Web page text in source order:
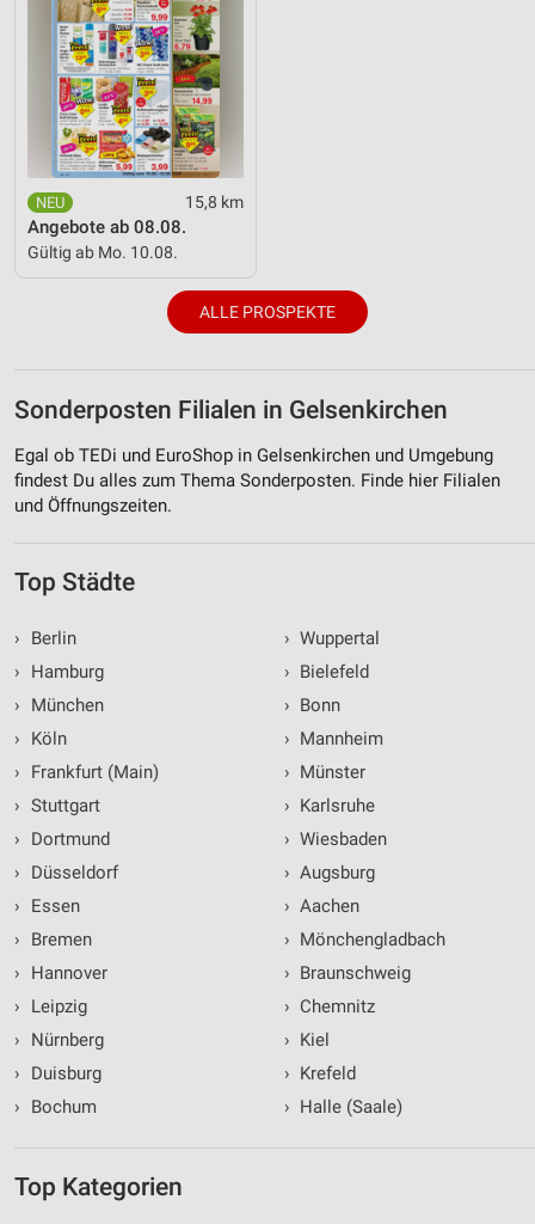
15,8 km
Angebote ab 08.08.
Gültig ab Mo. 10.08.
ALLE PROSPEKTE
Sonderposten Filialen in Gelsenkirchen
Egal ob TEDi und EuroShop in Gelsenkirchen und Umgebung
findest Du alles zum Thema Sonderposten. Finde hier Filialen
und Öffnungszeiten.
Top Städte
›
Berlin
›
Hamburg
›
München
›
Köln
›
Frankfurt (Main)
› Stuttgart
›
Dortmund
›
Düsseldorf
›
Essen
›
Bremen
›
Hannover
›
Leipzig
›
Nürnberg
›
Duisburg
›
Bochum
› Wuppertal
› Bielefeld
› Bonn
› Mannheim
› Münster
› Karlsruhe
› Wiesbaden
› Augsburg
› Aachen
› Mönchengladbach
› Braunschweig
› Chemnitz
› Kiel
› Krefeld
› Halle (Saale)
Top Kategorien